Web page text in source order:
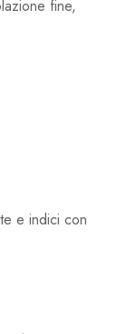
fine,
e indici con